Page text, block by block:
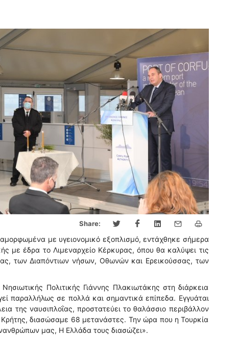
Share:
με υγειονομικό εξοπλισμό, εντάχθηκε σήμερα
με έδρα το Λιμεναρχείο Κέρκυρας, όπου θα καλύψει τις
των Διαπόντιων νήσων, Οθωνών και Ερεικούσσας, των
Πολιτικής Γιάννης Πλακιωτάκης στη διάρκεια
παραλλήλως σε πολλά και σημαντικά επίπεδα. Εγγυάται
της ναυσιπλοΐας, προστατεύει το θαλάσσιο περιβάλλον
διασώσαμε 68 μετανάστες. Την ώρα που η Τουρκία
μας, Η Ελλάδα τους διασώζει».